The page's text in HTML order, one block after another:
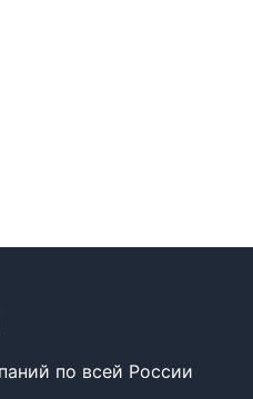
по всей России